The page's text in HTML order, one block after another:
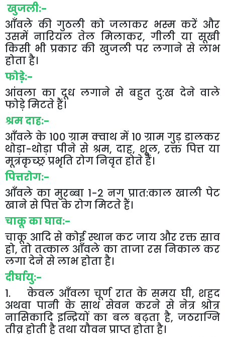
खुजली:-
आँवले की गुठली को जलाकर भस्म करें और
उसमें नारियल तेल मिलाकर, गीली या सूखी
किसी भी प्रकार की खुजली पर लगाने से लाभ
होताहै।
फोड़़े:-
आंवला का दूध लगाने से बहुत दु:ख देने वाले
फोड़ेमिटतेहैं।
श्रमदाह:-
आँवले के100 ग्राम क्वाथ में10 ग्राम गुड़ डालकर
थोड़ा-थोड़ा पीने से श्रम, दाह, शूल, रक्त पित्त या
मूत्रकृच्छ्रप्रभृतिरोगनिवृतहोतेहैं।
पित्तरोग:-
आँवले का मुरब्बा 1-2 नग प्रात:काल खाली पेट
खानेसेपित्तकेरोगमिटतेहैं।
चाकूकाघाव:-
चाकू आदि से कोई स्थान कट जाय और रक्त स्राव
हो,तो तत्काल आँवले का ताजा रस निकाल कर
लगादेनेसेलाभहोताहै।
दीर्घायु:-
1.केवल आँवला चूर्ण रात के समय घी, शहद
अथवा पानी के साथ सेवन करने से नेत्र श्रोत्र
नासिकादि इन्द्रियों का बल बढ़ता है,जठराग्नि
तीव्रहोतीहैतथायौवनप्राप्तहोताहै।